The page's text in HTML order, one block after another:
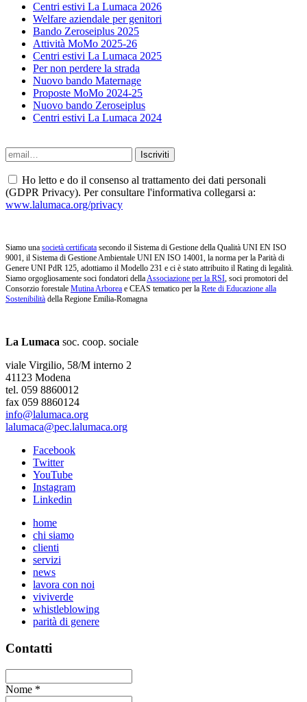
Centri estivi La Lumaca 2026
Welfare aziendale per genitori
Bando Zeroseiplus 2025
Attività MoMo 2025-26
Centri estivi La Lumaca 2025
Per non perdere la strada
Nuovo bando Maternage
Proposte MoMo 2024-25
Nuovo bando Zeroseiplus
Centri estivi La Lumaca 2024
Ho letto e do il consenso al trattamento dei dati personali
(GDPR Privacy). Per consultare l'informativa collegarsi a:
www.lalumaca.org/privacy
Siamo una società certificata secondo il Sistema di Gestione della Qualità UNI EN ISO
9001, il Sistema di Gestione Ambientale UNI EN ISO 14001, la norma per la Parità di
Genere UNI PdR 125, adottiamo il Modello 231 e ci è stato attribuito il Rating di legalità.
Siamo orgogliosamente soci fondatori dellaAssociazione per la RSI, soci promotori del
Consorzio forestale Mutina Arborea e CEAS tematico per la Rete di Educazione alla
Sostenibilità della Regione Emilia-Romagna
La Lumaca soc. coop. sociale
viale Virgilio, 58/M interno 2
41123 Modena
tel. 059 8860012
fax 059 8860124
info@lalumaca.org
lalumaca@pec.lalumaca.org
Facebook
Twitter
YouTube
Instagram
Linkedin
home
chi siamo
clienti
servizi
news
lavora con noi
viviverde
whistleblowing
parità di genere
Contatti
Nome *